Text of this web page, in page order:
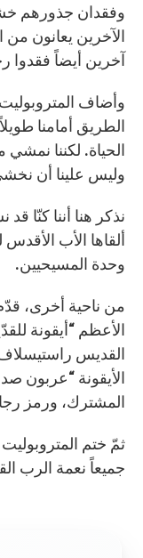
وفقدان جذورهم
الآخرين يعانون من
آخرين أيضاً فقدوا
وأضاف المتروبوليت
الطريق أمامنا
الحياة. لكننا نمشي
وليس علينا أن
نذكر هنا أننا كنّا
ألقاها الأب
وحدة المسيحيين.
من ناحية أخرى،
الأعظم “أيقونة
القديس راستيسلاف
الأيقونة “عربون
المشترك، ورمز
ثمّ ختم
جميعاً نعمة الرب